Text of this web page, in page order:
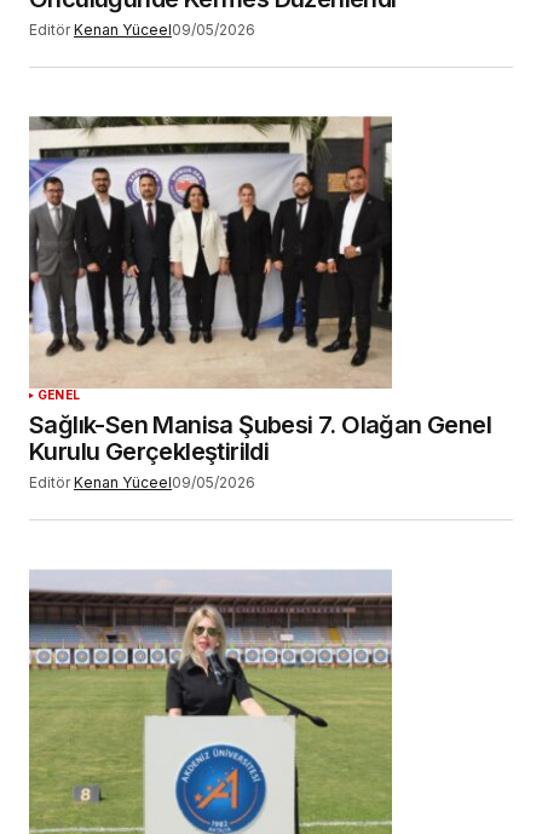
Editör Kenan Yüceel09/05/2026
GENEL
Sağlık-Sen Manisa Şubesi 7. Olağan Genel
Kurulu Gerçekleştirildi
Editör Kenan Yüceel09/05/2026